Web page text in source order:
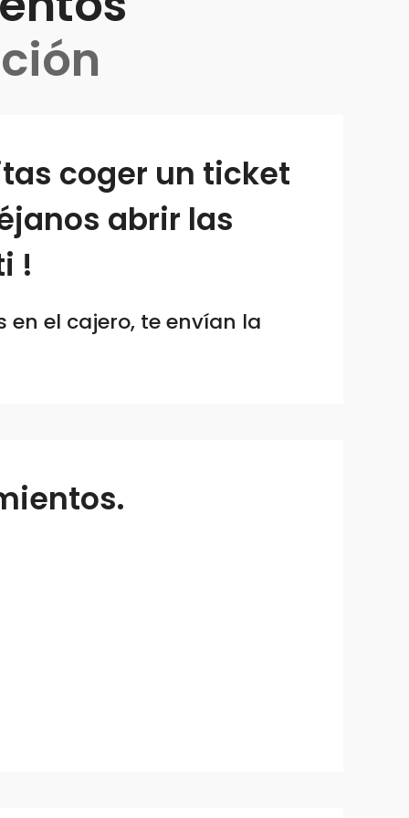
coger un ticket
abrir las
!
en el cajero, te envían la